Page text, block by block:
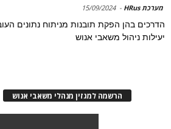
מערכת HRus -
15/09/2024
הדרכים בהן הפקת תובנות מניתוח נתונים
יעילות ניהול משאבי אנוש
הרשמה למגזין מנהלי משאבי אנוש